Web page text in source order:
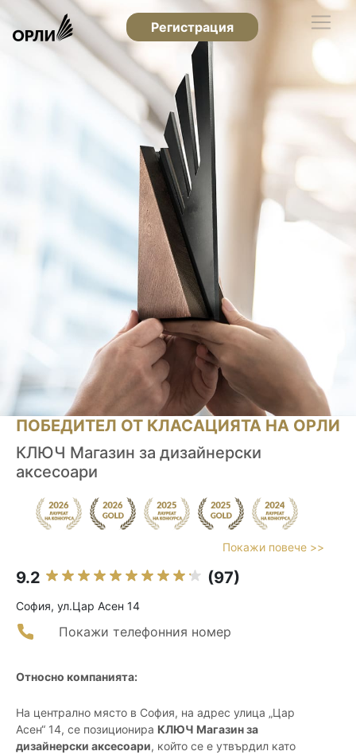
Регистрация
ПОБЕДИТЕЛ ОТ КЛАСАЦИЯТА НА ОРЛИ
КЛЮЧ Магазин за дизайнерски
аксесоари
Покажи повече >>
9.2 (97)
София, ул.Цар Асен 14
Покажи телефонния номер
Относно компанията:
На централно място в София, на адрес улица „Цар
Асен“ 14, се позиционира КЛЮЧ Магазин за
дизайнерски аксесоари, който се е утвърдил като